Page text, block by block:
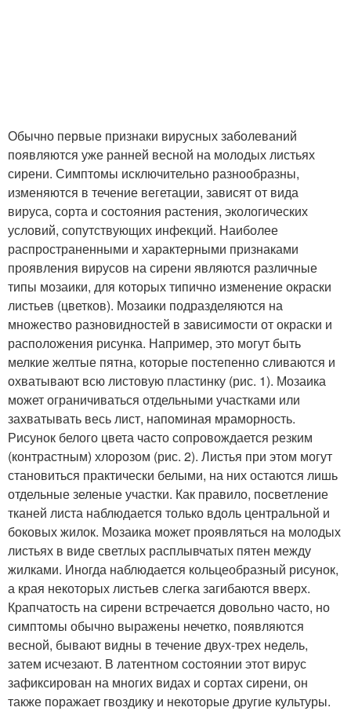
Обычно первые признаки вирусных заболеваний
появляются уже ранней весной на молодых листьях
сирени. Симптомы исключительно разнообразны,
изменяются в течение вегетации, зависят от вида
вируса, сорта и состояния растения, экологических
условий, сопутствующих инфекций. Наиболее
распространенными и характерными признаками
проявления вирусов на сирени являются различные
типы мозаики, для которых типично изменение окраски
листьев (цветков). Мозаики подразделяются на
множество разновидностей в зависимости от окраски и
расположения рисунка. Например, это могут быть
мелкие желтые пятна, которые постепенно сливаются и
охватывают всю листовую пластинку (рис. 1). Мозаика
может ограничиваться отдельными участками или
захватывать весь лист, напоминая мраморность.
Рисунок белого цвета часто сопровождается резким
(контрастным) хлорозом (рис. 2). Листья при этом могут
становиться практически белыми, на них остаются лишь
отдельные зеленые участки. Как правило, посветление
тканей листа наблюдается только вдоль центральной и
боковых жилок. Мозаика может проявляться на молодых
листьях в виде светлых расплывчатых пятен между
жилками. Иногда наблюдается кольцеобразный рисунок,
а края некоторых листьев слегка загибаются вверх.
Крапчатость на сирени встречается довольно часто, но
симптомы обычно выражены нечетко, появляются
весной, бывают видны в течение двух-трех недель,
затем исчезают. В латентном состоянии этот вирус
зафиксирован на многих видах и сортах сирени, он
также поражает гвоздику и некоторые другие культуры.